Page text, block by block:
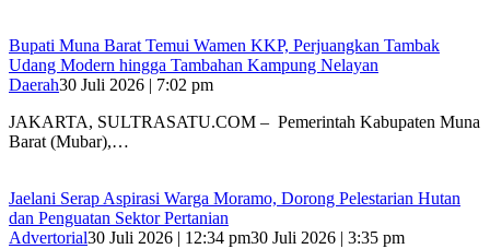
‎Bupati Muna Barat Temui Wamen KKP, Perjuangkan Tambak
Udang Modern hingga Tambahan Kampung Nelayan
Daerah30 Juli 2026 | 7:02 pm
‎JAKARTA, SULTRASATU.COM – Pemerintah Kabupaten Muna
Barat (Mubar),…
Jaelani Serap Aspirasi Warga Moramo, Dorong Pelestarian Hutan
dan Penguatan Sektor Pertanian
Advertorial30 Juli 2026 | 12:34 pm30 Juli 2026 | 3:35 pm